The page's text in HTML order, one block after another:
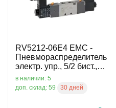
RV5212-06E4 EMC -
Пневмораспределитель
электр. упр., 5/2 бист.,
G1/8, 24 VDC
в наличии: 5
доп. склад: 59
30 дней